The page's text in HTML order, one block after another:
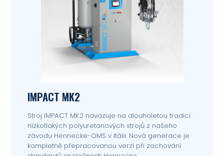
IMPACT MK2
Stroj IMPACT MK2 navazuje na dlouholetou tradici
nízkotlakých polyuretanových strojů z našeho
závodu Hennecke-OMS v Itálii. Nová generace je
kompletně přepracovanou verzí při zachování